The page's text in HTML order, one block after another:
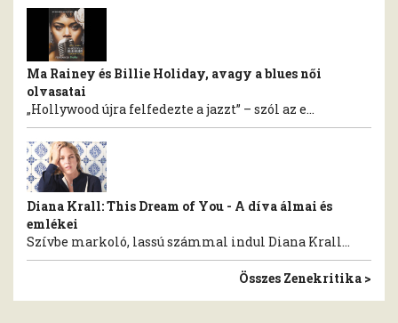
Ma Rainey és Billie Holiday, avagy a blues női
olvasatai
„Hollywood újra felfedezte a jazzt” – szól az e...
Diana Krall: This Dream of You - A díva álmai és
emlékei
Szívbe markoló, lassú számmal indul Diana Krall...
Összes Zenekritika >